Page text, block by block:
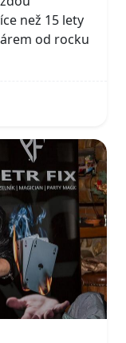
než 15 lety
od rocku